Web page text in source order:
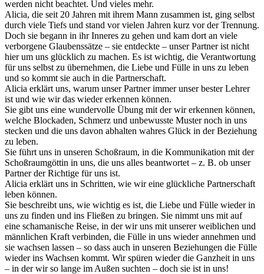
werden nicht beachtet. Und vieles mehr.
Alicia, die seit 20 Jahren mit ihrem Mann zusammen ist, ging selbst
durch viele Tiefs und stand vor vielen Jahren kurz vor der Trennung.
Doch sie begann in ihr Inneres zu gehen und kam dort an viele
verborgene Glaubenssätze – sie entdeckte – unser Partner ist nicht
hier um uns glücklich zu machen. Es ist wichtig, die Verantwortung
für uns selbst zu übernehmen, die Liebe und Fülle in uns zu leben
und so kommt sie auch in die Partnerschaft.
Alicia erklärt uns, warum unser Partner immer unser bester Lehrer
ist und wie wir das wieder erkennen können.
Sie gibt uns eine wundervolle Übung mit der wir erkennen können,
welche Blockaden, Schmerz und unbewusste Muster noch in uns
stecken und die uns davon abhalten wahres Glück in der Beziehung
zu leben.
Sie führt uns in unseren Schoßraum, in die Kommunikation mit der
Schoßraumgöttin in uns, die uns alles beantwortet – z. B. ob unser
Partner der Richtige für uns ist.
Alicia erklärt uns in Schritten, wie wir eine glückliche Partnerschaft
leben können.
Sie beschreibt uns, wie wichtig es ist, die Liebe und Fülle wieder in
uns zu finden und ins Fließen zu bringen. Sie nimmt uns mit auf
eine schamanische Reise, in der wir uns mit unserer weiblichen und
männlichen Kraft verbinden, die Fülle in uns wieder annehmen und
sie wachsen lassen – so dass auch in unseren Beziehungen die Fülle
wieder ins Wachsen kommt. Wir spüren wieder die Ganzheit in uns
– in der wir so lange im Außen suchten – doch sie ist in uns!